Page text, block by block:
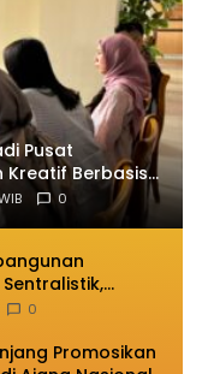
Pusat
Kreatif Berbasis
0
Ruang
0
Promosikan